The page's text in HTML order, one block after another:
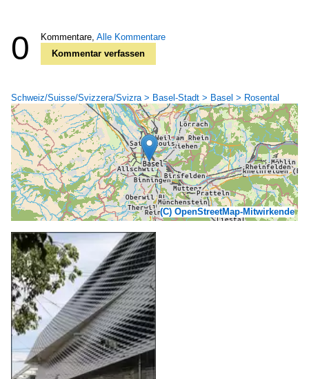
0 Kommentare, Alle Kommentare
Kommentar verfassen
Schweiz/Suisse/Svizzera/Svizra > Basel-Stadt > Basel > Rosental
(C) OpenStreetMap-Mitwirkende